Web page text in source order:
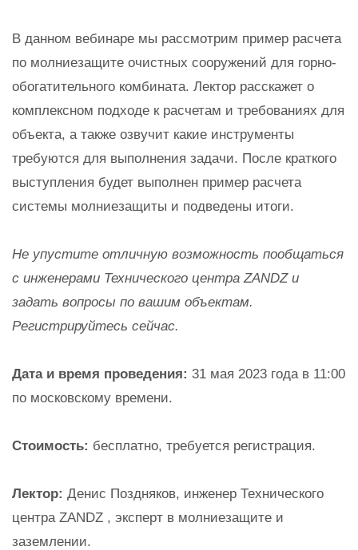
В данном вебинаре мы рассмотрим пример расчета
по молниезащите очистных сооружений для горно-
обогатительного комбината. Лектор расскажет о
комплексном подходе к расчетам и требованиях для
объекта, а также озвучит какие инструменты
требуются для выполнения задачи. После краткого
выступления будет выполнен пример расчета
системы молниезащиты и подведены итоги.
Не упустите отличную возможность пообщаться
с инженерами Технического центра ZANDZ и
задать вопросы по вашим объектам.
Регистрируйтесь сейчас.
Дата и время проведения: 31 мая 2023 года в 11:00
по московскому времени.
Стоимость: бесплатно, требуется регистрация.
Лектор: Денис Поздняков, инженер Технического
центра ZANDZ , эксперт в молниезащите и
заземлении.